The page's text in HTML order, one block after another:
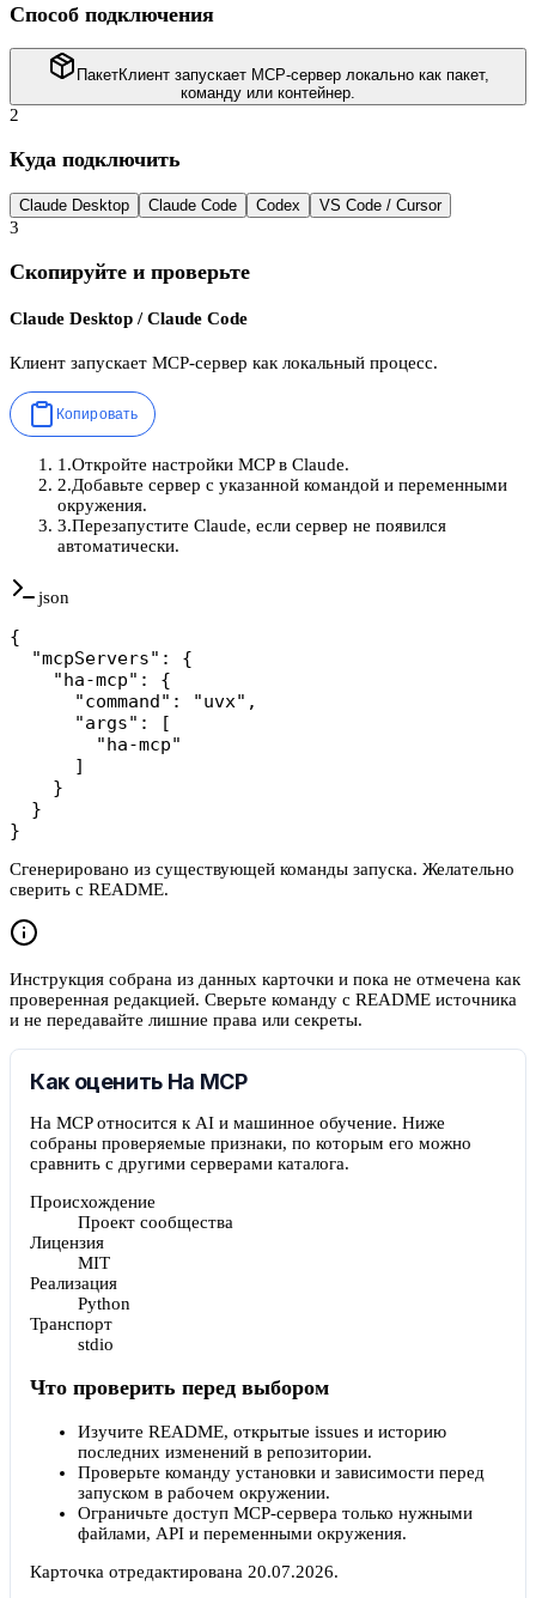
Способ подключения
ПакетКлиент запускает MCP-сервер локально как пакет,
команду или контейнер.
2
Куда подключить
Claude Desktop Claude Code Codex VS Code / Cursor
3
Скопируйте и проверьте
Claude Desktop / Claude Code
Клиент запускает MCP-сервер как локальный процесс.
Копировать
1 .Откройте настройки MCP в Claude.
2.Добавьте сервер с указанной командой и переменными
окружения.
3.Перезапустите Claude, если сервер не появился
автоматически.
json
{
  "mcpServers": {
    "ha-mcp": {
      "command": "uvx",
      "args": [
        "ha-mcp"
      ]
    }
  }
}
Сгенерировано из существующей команды запуска. Желательно
сверить с README.
Инструкция собрана из данных карточки и пока не отмечена как
проверенная редакцией. Сверьте команду с README источника
и не передавайте лишние права или секреты.
Как оценить Ha MCP
Ha MCP относится к AI и машинное обучение. Ниже
собраны проверяемые признаки, по которым его можно
сравнить с другими серверами каталога.
Происхождение
Проект сообщества
Лицензия
MIT
Реализация
Python
Транспорт
stdio
Что проверить перед выбором
Изучите README, открытые issues и историю
последних изменений в репозитории.
Проверьте команду установки и зависимости перед
запуском в рабочем окружении.
Ограничьте доступ MCP-сервера только нужными
файлами, API и переменными окружения.
Карточка отредактирована 20.07.2026.